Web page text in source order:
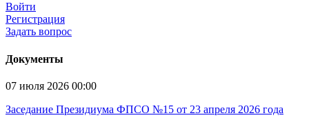
Войти
Регистрация
Задать вопрос
Документы
07 июля 2026 00:00
Заседание Президиума ФПСО №15 от 23 апреля 2026 года